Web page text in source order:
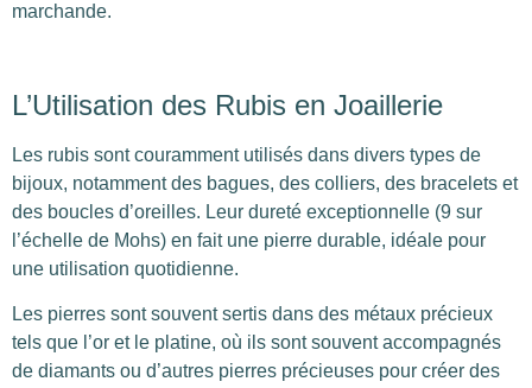
marchande.
L’Utilisation des Rubis en Joaillerie
Les rubis sont couramment utilisés dans divers types de
bijoux, notamment des bagues, des colliers, des bracelets et
des boucles d’oreilles. Leur dureté exceptionnelle (9 sur
l’échelle de Mohs) en fait une pierre durable, idéale pour
une utilisation quotidienne.
Les pierres sont souvent sertis dans des métaux précieux
tels que l’or et le platine, où ils sont souvent accompagnés
de diamants ou d’autres pierres précieuses pour créer des